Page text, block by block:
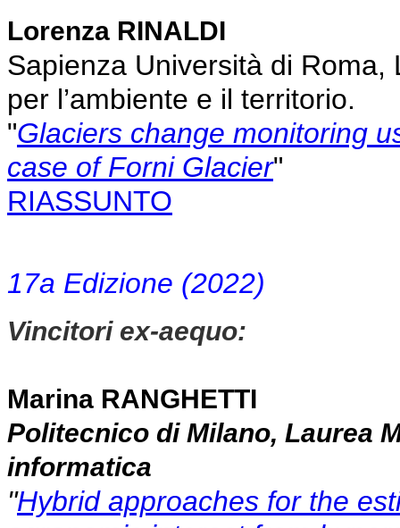
Lorenza RINALDI
Sapienza Università di
per l’ambiente e il territorio.
"Glaciers change monitoring
case of Forni Glacier"
RIASSUNTO
17a Edizione (2022)
Vincitori ex-aequo:
Marina RANGHETTI
Politecnico di Milano, Laurea
informatica
"Hybrid approaches for the